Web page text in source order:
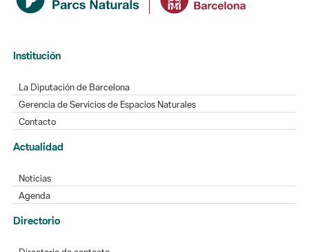
Institución
La Diputación de Barcelona
Gerencia de Servicios de Espacios Naturales
Contacto
Actualidad
Noticias
Agenda
Directorio